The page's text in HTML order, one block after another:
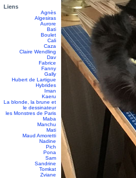
Liens
Agnès
Algesiras
Aurore
Bati
Boulet
Cali
Caza
Claire Wendling
Dav
Fabrice
Fanny
Gally
Hubert de Lartigue
Hybrides
Iman
Kaeru
La blonde, la brune et
le dessinateur
les Monstres de Paris
Maba
Manchu
Mati
Maud Amoretti
Nadine
Pich
Pona
Sam
Sandrine
Tomkat
Zviane